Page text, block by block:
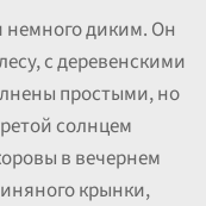
диким. Он
с деревенскими
простыми, но
солнцем
в вечернем
крынки,